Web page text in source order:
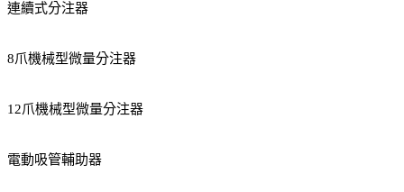
連續式分注器
8爪機械型微量分注器
12爪機械型微量分注器
電動吸管輔助器